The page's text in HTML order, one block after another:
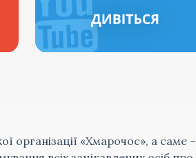
організації «Хмарочос», а саме –